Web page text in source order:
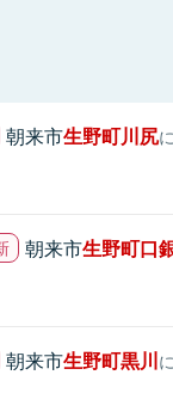
朝来市生野町川尻
朝来市生野町口
朝来市生野町黒川